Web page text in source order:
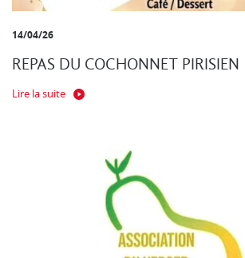
14/04/26
REPAS DU COCHONNET PIRISIEN
Lire la suite